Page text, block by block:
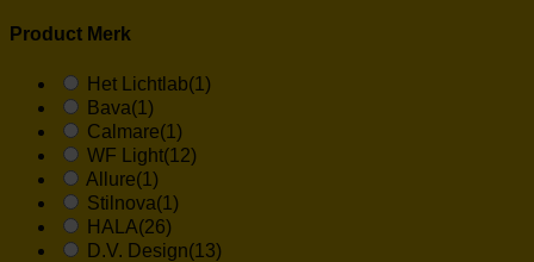
Product Merk
Het Lichtlab(1)
Bava(1)
Calmare(1)
WF Light(12)
Allure(1)
Stilnova(1)
HALA(26)
D.V. Design(13)